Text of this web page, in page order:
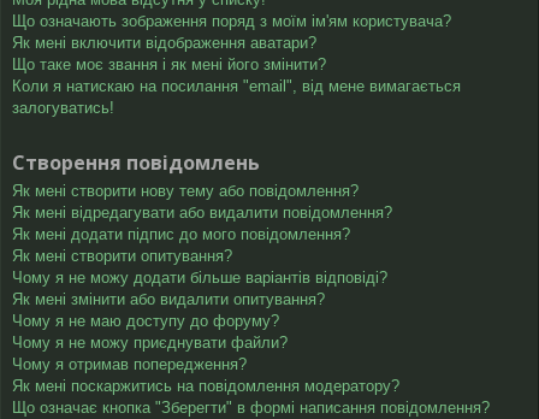
Що означають зображення поряд з моїм ім'ям користувача?
Як мені включити відображення аватари?
Що таке моє звання і як мені його змінити?
Коли я натискаю на посилання "email", від мене вимагається
залогуватись!
Створення повідомлень
Як мені створити нову тему або повідомлення?
Як мені відредагувати або видалити повідомлення?
Як мені додати підпис до мого повідомлення?
Як мені створити опитування?
Чому я не можу додати більше варіантів відповіді?
Як мені змінити або видалити опитування?
Чому я не маю доступу до форуму?
Чому я не можу приєднувати файли?
Чому я отримав попередження?
Як мені поскаржитись на повідомлення модератору?
Що означає кнопка "Зберегти" в формі написання повідомлення?